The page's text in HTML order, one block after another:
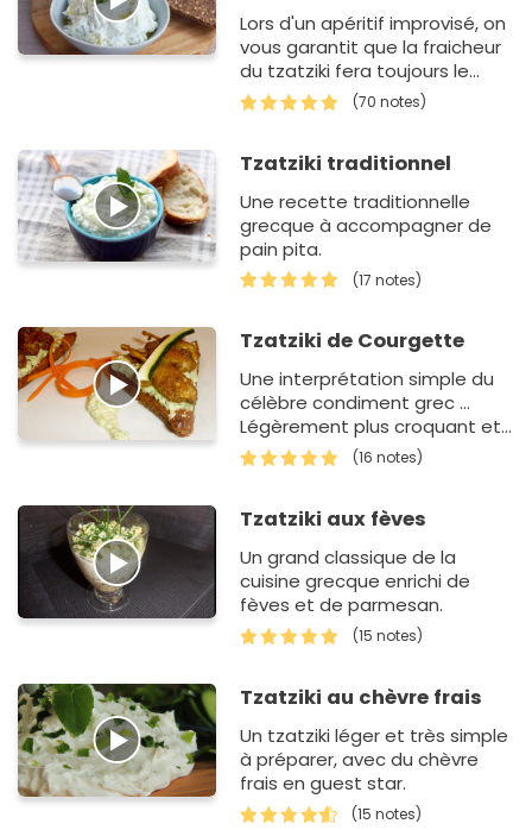
Lors d'un apéritif improvisé, on
vous garantit que la fraicheur
du tzatziki fera toujours le
bonheur de vos invités. De fait,
cette sp&eac…
(70 notes)
Tzatziki traditionnel
Une recette traditionnelle
grecque à accompagner de
pain pita.
(17 notes)
Tzatziki de Courgette
Une interprétation simple du
célèbre condiment grec ...
Légèrement plus croquant et
plus léger en bouche ...
(16 notes)
Tzatziki aux fèves
Un grand classique de la
cuisine grecque enrichi de
fèves et de parmesan.
(15 notes)
Tzatziki au chèvre frais
Un tzatziki léger et très simple
à préparer, avec du chèvre
frais en guest star.
(15 notes)